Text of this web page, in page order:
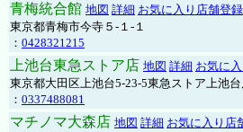
青梅統合館 地図 詳細 お気に入り店舗登録
東京都青梅市今寺５-１-１
： 0428321215
上池台東急ストア店 地図 詳細 お気に
東京都大田区上池台5-23-5東急ストア上池
： 0337488081
マチノマ大森店 地図 詳細 お気に入り店